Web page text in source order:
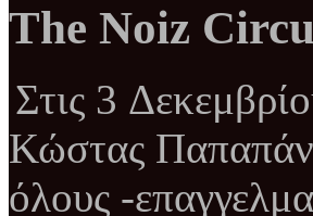
The Noiz
Στις 3
Κώστας
όλους -